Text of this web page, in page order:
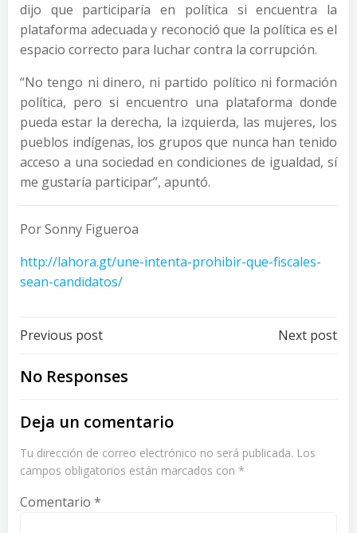
dijo que participaría en política si encuentra la
plataforma adecuada y reconoció que la política es el
espacio correcto para luchar contra la corrupción.
“No tengo ni dinero, ni partido político ni formación
política, pero si encuentro una plataforma donde
pueda estar la derecha, la izquierda, las mujeres, los
pueblos indígenas, los grupos que nunca han tenido
acceso a una sociedad en condiciones de igualdad, sí
me gustaría participar”, apuntó.
Por Sonny Figueroa
http://lahora.gt/une-intenta-prohibir-que-fiscales-
sean-candidatos/
Post
navigation
Previous post Next post
No Responses
Deja un comentario
Tu dirección de correo electrónico no será publicada. Los
campos obligatorios están marcados con *
Comentario *